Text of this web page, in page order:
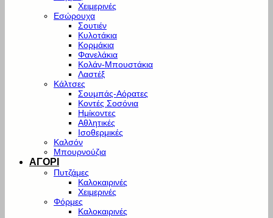
Χειμερινές
Εσώρουχα
Σουτιέν
Κυλοτάκια
Κορμάκια
Φανελάκια
Κολάν-Μπουστάκια
Λαστέξ
Κάλτσες
Σουμπάς-Αόρατες
Κοντές Σοσόνια
Ημίκοντες
Αθλητικές
Ισοθερμικές
Καλσόν
Μπουρνούζια
ΑΓΟΡΙ
Πυτζάμες
Καλοκαιρινές
Χειμερινές
Φόρμες
Καλοκαιρινές